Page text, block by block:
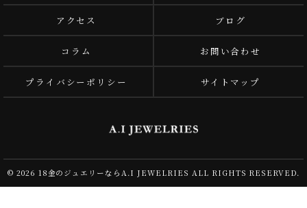
アクセス ブログ
コラム お問い合わせ
プライバシーポリシー サイトマップ
© 2026 18金のジュエリーならA.I JEWELRIES ALL RIGHTS RESERVED.